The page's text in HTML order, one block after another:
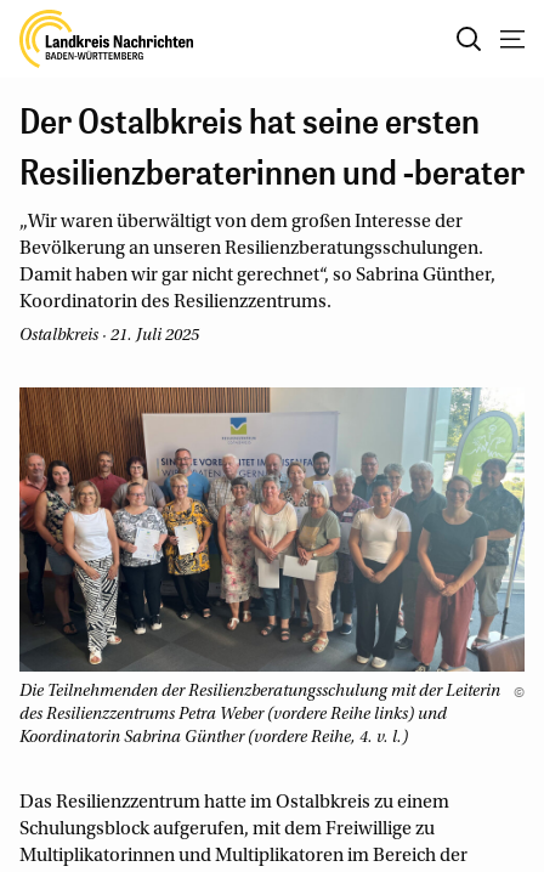
Der Ostalbkreis hat seine ersten
Resilienzberaterinnen und -berater
„Wir waren überwältigt von dem großen Interesse der
Bevölkerung an unseren Resilienzberatungsschulungen.
Damit haben wir gar nicht gerechnet“, so Sabrina Günther,
Koordinatorin des Resilienzzentrums.
Ostalbkreis · 21. Juli 2025
Die Teilnehmenden der Resilienzberatungsschulung mit der Leiterin
des Resilienzzentrums Petra Weber (vordere Reihe links) und
Koordinatorin Sabrina Günther (vordere Reihe, 4. v. l.)
©
Das Resilienzzentrum hatte im Ostalbkreis zu einem
Schulungsblock aufgerufen, mit dem Freiwillige zu
Multiplikatorinnen und Multiplikatoren im Bereich der